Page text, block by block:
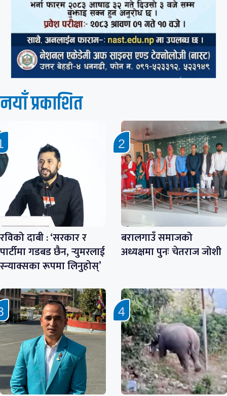
नयाँ प्रकाशित
रविको दाबी : ‘सरकार र
पार्टीमा गडबड छैन, र्‍युमरलाई
स्न्याक्सका रूपमा लिनुहोस्’
बरालगाउँ समाजको
अध्यक्षमा पुनः चेतराज जोशी